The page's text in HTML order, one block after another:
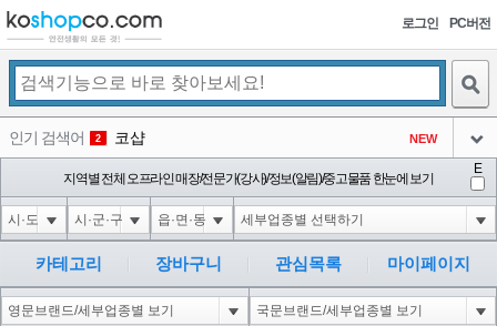
로그인 PC버전
인기 검색어 2 코샵 NEW
3 익스
아이콘
4 미끄럼방지
아이콘
5 대성설렁탕
아이콘
-16
6 1-1 waitfor delay '0:0:15' --
아이콘
-1
지역별 전체 오프라인 매장/전문가(강사)/정보(알림)/중고물품 한눈에 보기
E
카테고리 장바구니 관심목록 마이페이지